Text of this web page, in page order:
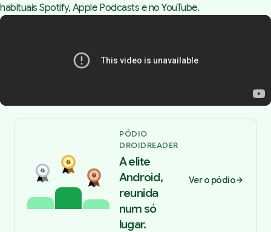
habituaisSpotify, Apple Podcasts e no YouTube.
PÓDIO
DROIDREADER
A elite
Android,
reunida
num só
lugar.
Ver o pódio